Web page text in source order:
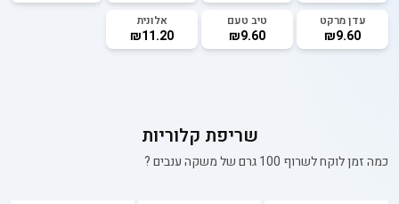
עדן מרקט
₪9.60
טיב טעם
₪9.60
אלונית
₪11.20
שריפת קלוריות
כמה זמן לוקח לשרוף 100 גרם של משקה ענבים?